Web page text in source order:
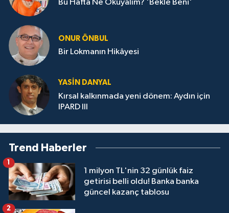
Bu Hafta Ne Okuyalım? 'Bekle Beni'
ONUR ÖNBUL
Bir Lokmanın Hikâyesi
YASIN DANYAL
Kırsal kalkınmada yeni dönem: Aydın için
IPARD III
Trend Haberler
1 milyon TL'nin 32 günlük faiz
getirisi belli oldu! Banka banka
güncel kazanç tablosu
1
2